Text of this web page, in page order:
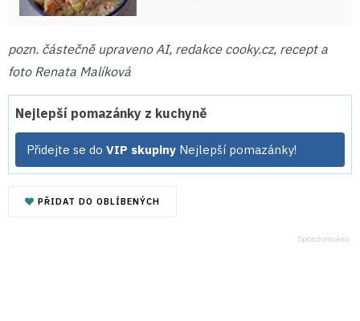
pozn. částečně upraveno AI, redakce cooky.cz, recept a
foto Renata Malíková
Nejlepší pomazánky z kuchyně
Přidejte se do VIP skupiny Nejlepší pomazánky!
PŘIDAT DO OBLÍBENÝCH